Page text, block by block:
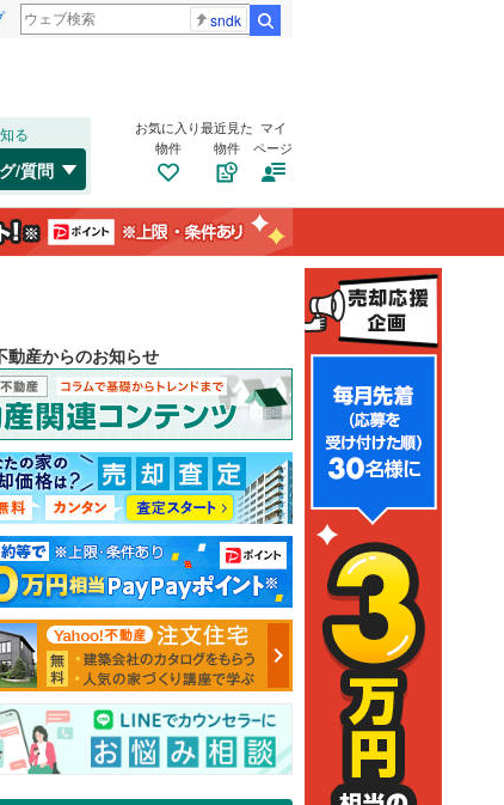
sndk
知る
/質問
お気に入り
物件
最近見た
物件
マイ
ページ
動産からのお知らせ